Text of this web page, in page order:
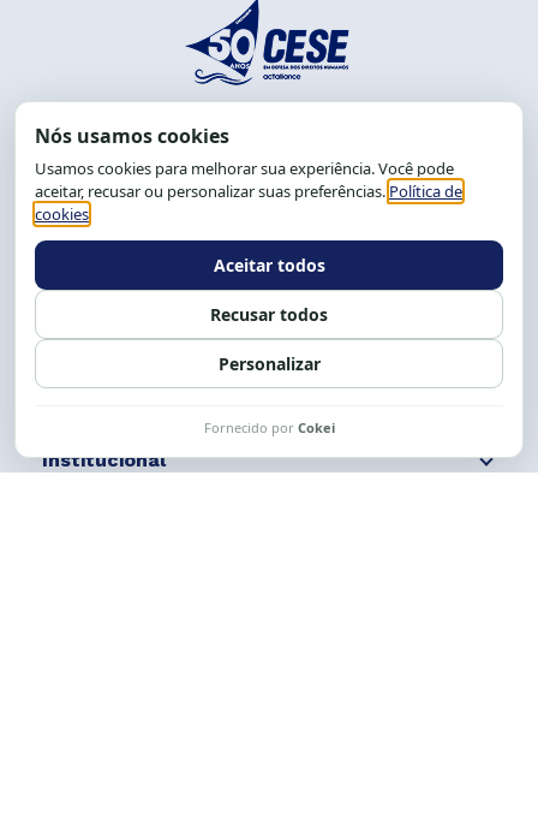
End.: R. da Graça, 150. Graça
CEP: 40.150-055
Salvador-BA, Brasil.
Tel.: (71) 2104-5457, Cel.: (71) 9 9239-2104 ou 2105
Expediente: 8h às 12h e 13 às 17h.
Siga nossas redes Fale conosco
Institucional